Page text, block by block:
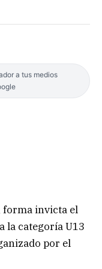
a tus medios
forma invicta el
la categoría U13
por el